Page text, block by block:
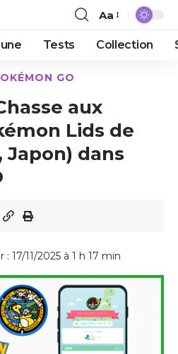
Aa
Tests Collection
GO
aux
Lids de
Japon) dans
17/11/2025 à 1 h 17 min